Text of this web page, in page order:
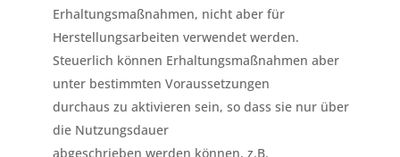
Erhaltungsmaßnahmen, nicht aber für
Herstellungsarbeiten verwendet werden.
Steuerlich können Erhaltungsmaßnahmen aber
unter bestimmten Voraussetzungen
durchaus zu aktivieren sein, so dass sie nur über
die Nutzungsdauer
abgeschrieben werden können, z.B.